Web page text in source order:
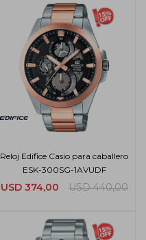
Reloj Edifice Casio para caballero
ESK-300SG-1AVUDF
USD 374,00 USD 440,00